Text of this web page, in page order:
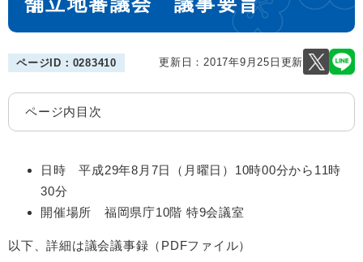
。
ページID：0283410 更新日：2017年9月25日更新
ページ内目次
日時 平成29年8月7日（月曜日）10時00分から11時
30分
開催場所 福岡県庁10階 特9会議室
以下、詳細は議会議事録（PDFファイル）